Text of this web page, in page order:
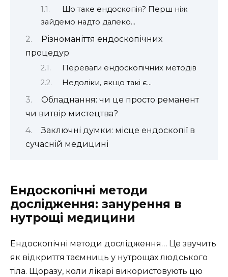
Що таке ендоскопія? Перш ніж
зайдемо надто далеко…
Різноманіття ендоскопічних
процедур
Переваги ендоскопічних методів
Недоліки, якщо такі є…
Обладнання: чи це просто реманент
чи витвір мистецтва?
Заключні думки: місце ендоскопії в
сучасній медицині
Ендоскопічні методи
дослідження: занурення в
нутрощі медицини
Ендоскопічні методи дослідження… Це звучить
як відкриття таємниць у нутрощах людського
тіла. Щоразу, коли лікарі використовують цю